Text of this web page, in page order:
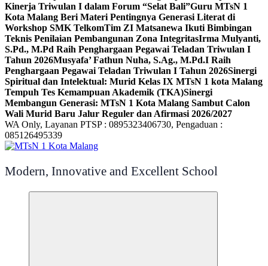
Kinerja Triwulan I dalam Forum “Selat Bali”Guru MTsN 1
Kota Malang Beri Materi Pentingnya Generasi Literat di
Workshop SMK TelkomTim ZI Matsanewa Ikuti Bimbingan
Teknis Penilaian Pembangunan Zona IntegritasIrma Mulyanti,
S.Pd., M.Pd Raih Penghargaan Pegawai Teladan Triwulan I
Tahun 2026Musyafa’ Fathun Nuha, S.Ag., M.Pd.I Raih
Penghargaan Pegawai Teladan Triwulan I Tahun 2026Sinergi
Spiritual dan Intelektual: Murid Kelas IX MTsN 1 kota Malang
Tempuh Tes Kemampuan Akademik (TKA)Sinergi
Membangun Generasi: MTsN 1 Kota Malang Sambut Calon
Wali Murid Baru Jalur Reguler dan Afirmasi 2026/2027
WA Only, Layanan PTSP : 0895323406730, Pengaduan :
085126495339
Modern, Innovative and Excellent School